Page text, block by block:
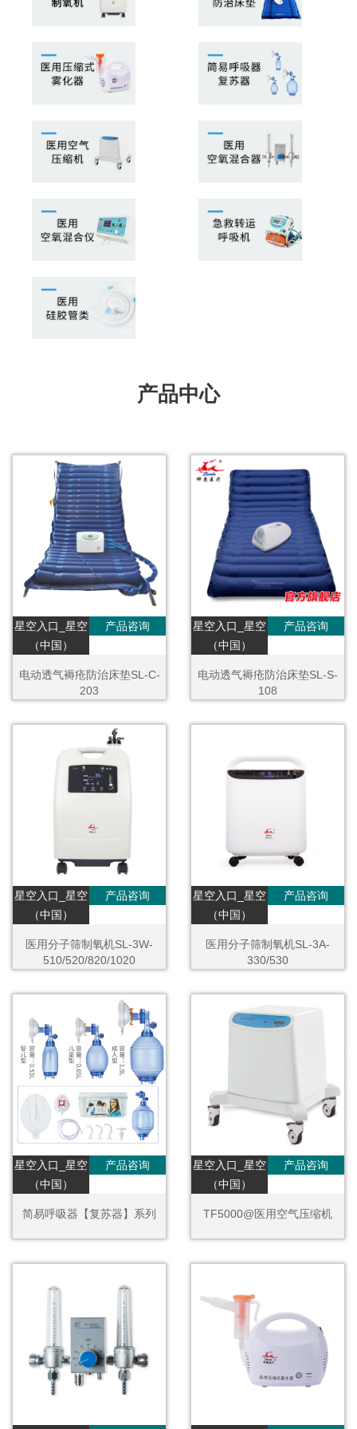
产品中心
星空入口_星空
（中国）
产品咨询
电动透气褥疮防治床垫SL-C-
203
星空入口_星空
（中国）
产品咨询
电动透气褥疮防治床垫SL-S-
108
星空入口_星空
（中国）
产品咨询
医用分子筛制氧机SL-3W-
510/520/820/1020
星空入口_星空
（中国）
产品咨询
医用分子筛制氧机SL-3A-
330/530
星空入口_星空
（中国）
产品咨询
简易呼吸器【复苏器】系列
星空入口_星空
（中国）
产品咨询
TF5000@医用空气压缩机